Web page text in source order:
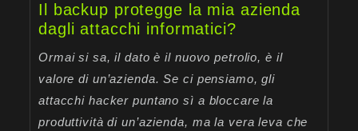
Il backup protegge la mia azienda
dagli attacchi informatici?
Ormai si sa, il dato è il nuovo petrolio, è il
valore di un’azienda. Se ci pensiamo, gli
attacchi hacker puntano sì a bloccare la
produttività di un’azienda, ma la vera leva che